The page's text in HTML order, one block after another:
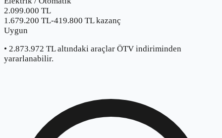
2.099.000 TL
1.679.200 TL-419.800 TL kazanç
Uygun
• 2.873.972 TL altındaki araçlar ÖTV indiriminden
yararlanabilir.